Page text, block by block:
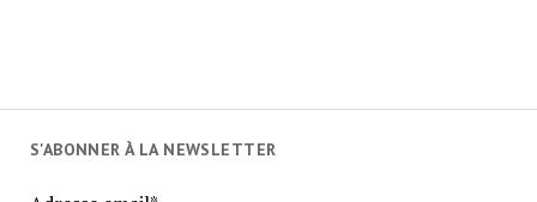
S'ABONNER À LA NEWSLETTER